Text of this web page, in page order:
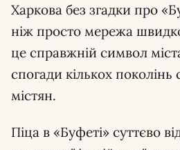
Харкова без згадки про
ніж просто мережа
це справжній символ
спогади кількох поколінь
містян.
Піца в «Буфеті» суттєво